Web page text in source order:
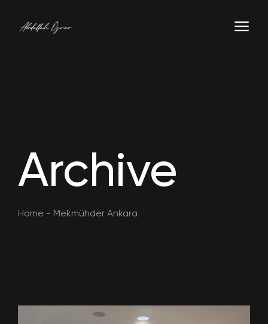
Archive
Home - Mekmühder Ankara